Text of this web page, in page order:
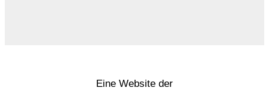
Eine Website der